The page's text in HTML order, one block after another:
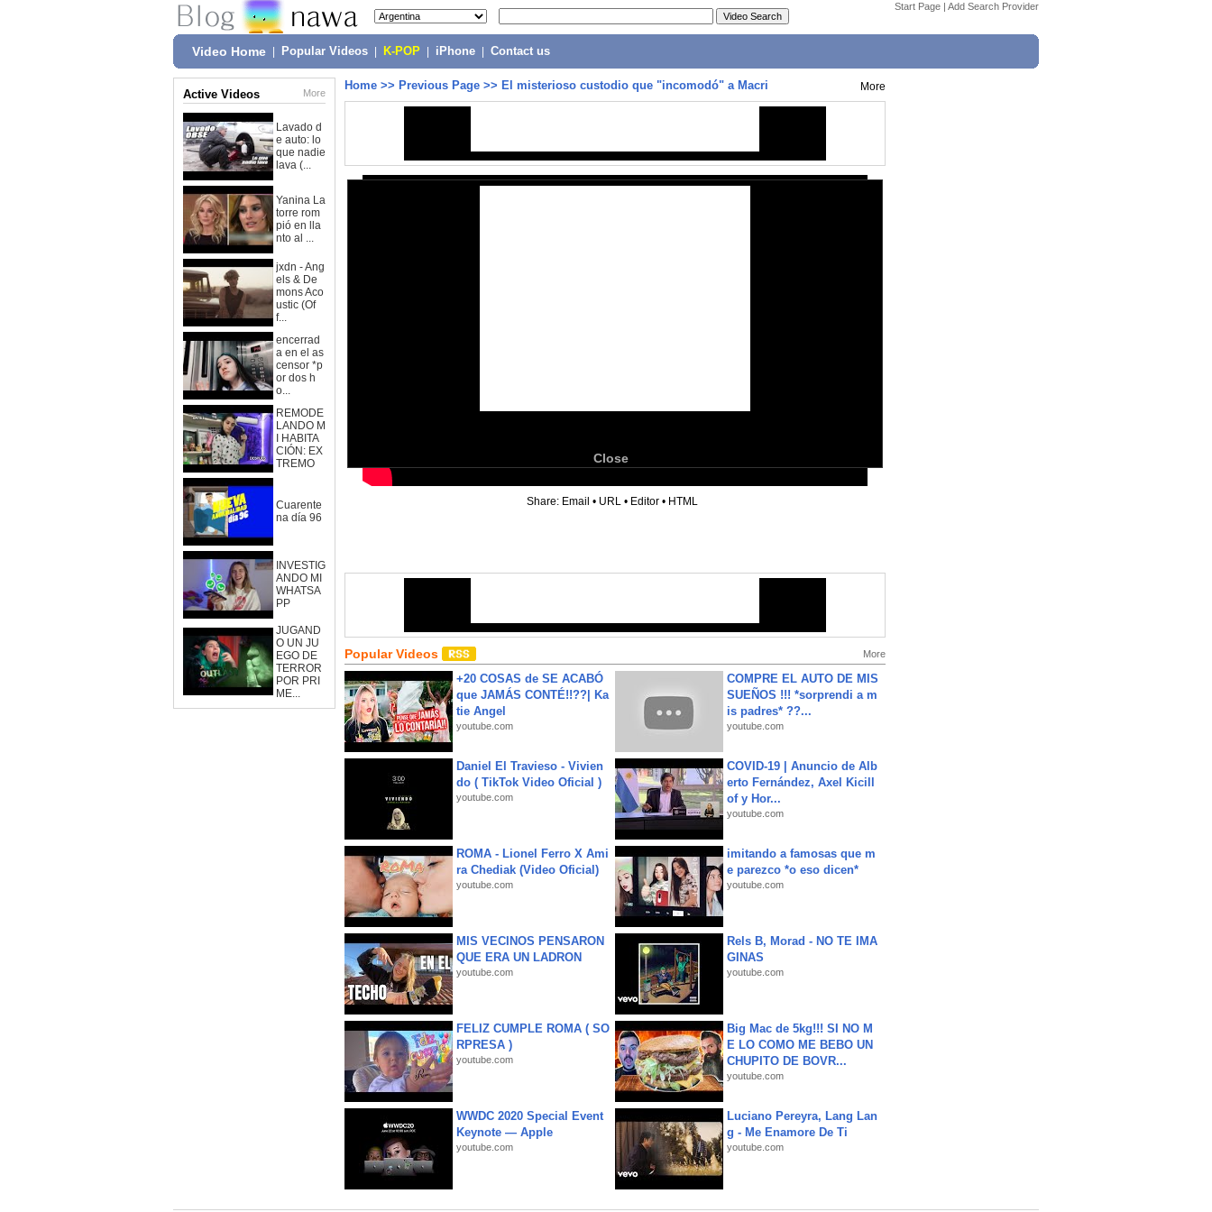
Start Page | Add Search Provider
Video Home Popular Videos K-POP iPhone Contact us
Active Videos More
Lavado d
e auto: lo
que nadie
lava (...
Yanina La
torre rom
pió en lla
nto al ...
jxdn - Ang
els & De
mons Aco
ustic (Of
f...
encerrad
a en el as
censor *p
or dos h
o...
REMODE
LANDO M
I HABITA
CIÓN: EX
TREMO
Cuarente
na día 96
INVESTIG
ANDO MI
WHATSA
PP
JUGAND
O UN JU
EGO DE
TERROR
POR PRI
ME...
Home >> Previous Page >> El misterioso custodio que "incomodó" a Macri More
Close
Share: Email • URL • Editor • HTML
Popular Videos More
+20 COSAS de SE ACABÓ
que JAMÁS CONTÉ!!??| Ka
tie Angel
youtube.com
COMPRE EL AUTO DE MIS
SUEÑOS !!! *sorprendi a m
is padres* ??...
youtube.com
Daniel El Travieso - Vivien
do ( TikTok Video Oficial )
youtube.com
COVID-19 | Anuncio de Alb
erto Fernández, Axel Kicill
of y Hor...
youtube.com
ROMA - Lionel Ferro X Ami
ra Chediak (Video Oficial)
youtube.com
imitando a famosas que m
e parezco *o eso dicen*
youtube.com
MIS VECINOS PENSARON
QUE ERA UN LADRON
youtube.com
Rels B, Morad - NO TE IMA
GINAS
youtube.com
FELIZ CUMPLE ROMA ( SO
RPRESA )
youtube.com
Big Mac de 5kg!!! SI NO M
E LO COMO ME BEBO UN
CHUPITO DE BOVR...
youtube.com
WWDC 2020 Special Event
Keynote — Apple
youtube.com
Luciano Pereyra, Lang Lan
g - Me Enamore De Ti
youtube.com